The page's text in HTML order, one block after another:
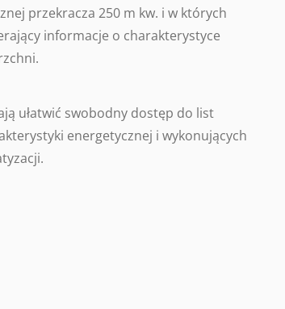
przekracza 250 m kw. i w których
informacje o charakterystyce
ułatwić swobodny dostęp do list
energetycznej i wykonujących